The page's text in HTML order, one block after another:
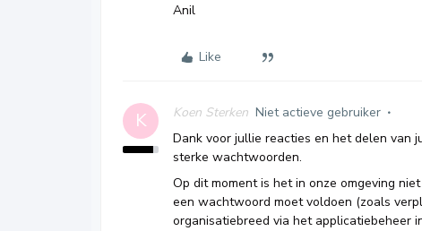
Anil
Like
K Koen Sterken Niet actieve gebruiker
Dank voor jullie reacties en het delen van
sterke wachtwoorden.
Op dit moment is het in onze omgeving
een wachtwoord moet voldoen (zoals
organisatiebreed via het applicatiebeheer